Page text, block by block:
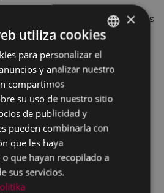
de género en los proyectos
así como fomentar la
aquellos que tengan
de género.
a la comunidad
personal administrativo,
materia de diversidad cultural
de euskara del
mediante clases de apoyo
BASQUE
SPANISH
×
utiliza cookies
para personalizar el
y analizar nuestro
compartimos
su uso de nuestro sitio
de publicidad y
pueden combinarla con
que les haya
que hayan recopilado a
sus servicios.